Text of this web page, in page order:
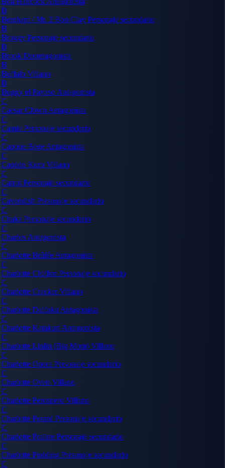
B
Bentham / Mr. 2 Bon Clay Personaje secundario
B
Broggy Personaje secundario
B
Brook Deuteragonista
B
Buffalo Villano
B
Buggy el Payaso Antagonista
C
Caesar Clown Antagonista
C
Camie Personaje secundario
C
Capone Bege Antagonista
C
Captain Kuro Villano
C
Carrot Personaje secundario
C
Cavendish Personaje secundario
C
Chaka Personaje secundario
C
Charlos Antagonista
C
Charlotte Brûlée Antagonista
C
Charlotte Chiffon Personaje secundario
C
Charlotte CrackerVillano
C
Charlotte Daifuku Antagonista
C
Charlotte Katakuri Antagonista
C
Charlotte Linlin (Big Mom) Villano
C
Charlotte Opera Personaje secundario
C
Charlotte Oven Villano
C
Charlotte Perospero Villano
C
Charlotte Pound Personaje secundario
C
Charlotte Praline Personaje secundario
C
Charlotte Pudding Personaje secundario
C